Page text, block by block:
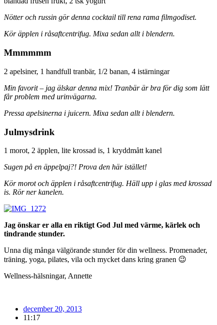
Nötter och russin gör denna cocktail till rena rama filmgodiset.
Kör äpplen i råsaftcentrifug. Mixa sedan allt i blendern.
Mmmmmm
2 apelsiner, 1 handfull tranbär, 1/2 banan, 4 istärningar
Min favorit – jag älskar denna mix! Tranbär är bra för dig som lätt
får problem med urinvägarna.
Pressa apelsinerna i juicern. Mixa sedan allt i blendern.
Julmysdrink
1 morot, 2 äpplen, lite krossad is, 1 kryddmått kanel
Sugen på en äppelpaj?! Prova den här istället!
Kör morot och äpplen i råsaftcentrifug. Häll upp i glas med krossad
is. Rör ner kanelen.
Jag önskar er alla en riktigt God Jul med värme, kärlek och
tindrande stunder.
Unna dig många välgörande stunder för din wellness. Promenader,
träning, yoga, pilates, vila och mycket dans kring granen 😉
Wellness-hälsningar, Annette
december 20, 2013
11:17